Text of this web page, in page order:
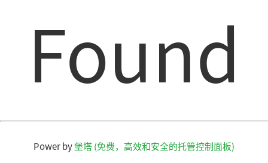
Found
Power by堡塔 (免费，高效和安全的托管控制面板)